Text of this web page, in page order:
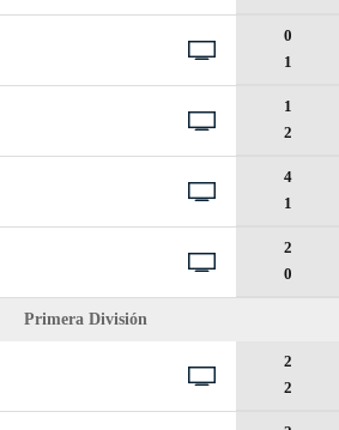
0
1
1
2
4
1
2
0
Primera División
2
2